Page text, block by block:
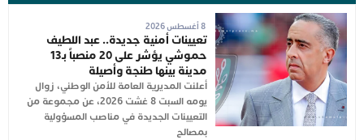
8 أغسطس 2026
تعيينات أمنية جديدة.. عبد اللطيف
حموشي يؤشر على 20 منصباً بـ13
مدينة بينها طنجة وأصيلة
أعلنت المديرية العامة للأمن الوطني، زوال
يومه السبت 8 غشت 2026، عن مجموعة من
التعيينات الجديدة في مناصب المسؤولية
بمصالح